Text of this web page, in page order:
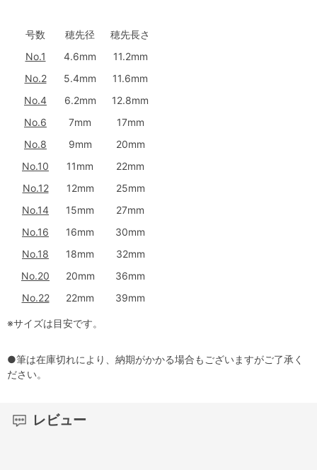
号数 穂先径
穂先長さ
No.1
4.6mm
11.2mm
No.2
5.4mm
11.6mm
No.4
6.2mm
12.8mm
No.6
7mm
17mm
No.8
9mm
20mm
No.10
11mm
22mm
No.12
12mm
25mm
No.14
15mm
27mm
No.16
16mm
30mm
No.18
18mm
32mm
No.20
20mm
36mm
No.22
22mm 39mm
※サイズは目安です。
●筆は在庫切れにより、納期がかかる場合もございますがご了承く
ださい。
レビュー